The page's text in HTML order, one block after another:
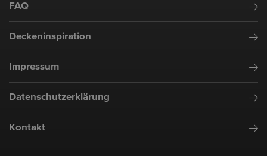
FAQ
Deckeninspiration
Impressum
Datenschutzerklärung
Kontakt